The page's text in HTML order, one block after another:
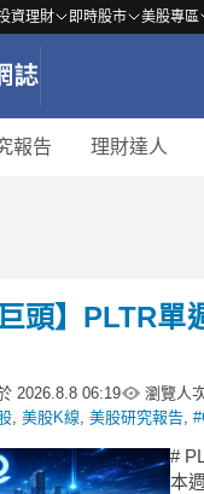
資理財 即時股市 美股專區
報告 理財達人
巨頭】PLTR
2026.8.8 06:19 瀏覽人
美股K線 美股研究報告
#
本